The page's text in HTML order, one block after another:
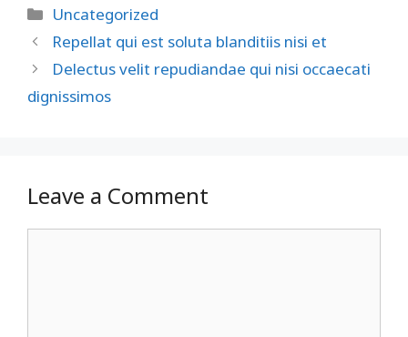
Uncategorized
Repellat qui est soluta blanditiis nisi et
Delectus velit repudiandae qui nisi occaecati
dignissimos
Leave a Comment